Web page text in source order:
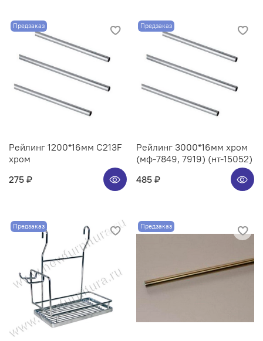
Предзаказ
Рейлинг 1200*16мм C213F
хром
275 ₽
Предзаказ
Рейлинг 3000*16мм хром
(мф-7849, 7919) (нт-15052)
485 ₽
Предзаказ Предзаказ